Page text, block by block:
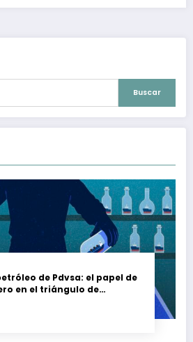
Buscar
de Pdvsa: el papel de
en el triángulo de